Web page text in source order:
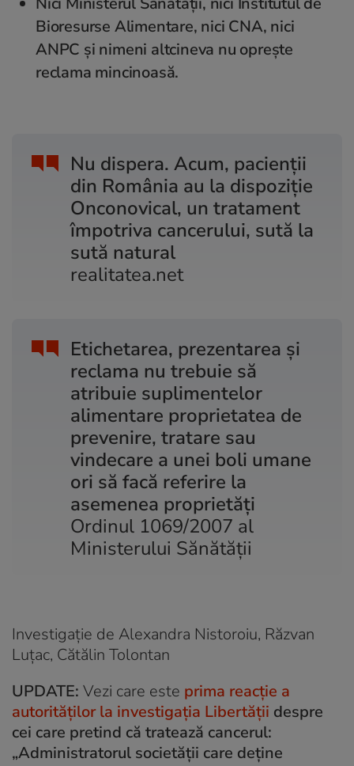
Bioresurse Alimentare, nici CNA, nici
ANPC și nimeni altcineva nu oprește
reclama mincinoasă.
Nu dispera. Acum, pacienții
din România au la dispoziție
Onconovical, un tratament
împotriva cancerului, sută la
sută natural
realitatea.net
Etichetarea, prezentarea și
reclama nu trebuie să
atribuie suplimentelor
alimentare proprietatea de
prevenire, tratare sau
vindecare a unei boli umane
ori să facă referire la
asemenea proprietăți
Ordinul 1069/2007 al
Ministerului Sănătății
Investigație de Alexandra Nistoroiu, Răzvan
Luțac, Cătălin Tolontan
UPDATE: Vezi care este prima reacție a
autorităților la investigația Libertății despre
cei care pretind că tratează cancerul:
„Administratorul societății care deține